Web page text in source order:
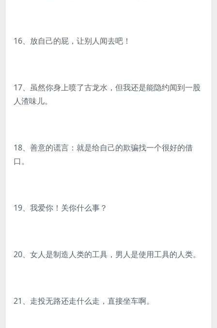
16、放自己的屁，让别人闻去吧！
17、虽然你身上喷了古龙水，但我还是能隐约闻到一股
人渣味儿。
18、善意的谎言：就是给自己的欺骗找一个很好的借
口。
19、我爱你！关你什么事？
20、女人是制造人类的工具，男人是使用工具的人类。
21、走投无路还走什么走，直接坐车啊。